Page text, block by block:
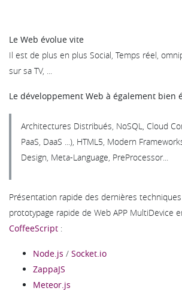
Le Web évolue vite
Il est de plus en plus Social, Temps réel,
sur sa TV, ...
Le développement Web à également bien
Architectures Distribués, NoSQL, Cloud
PaaS, DaaS ...), HTML5, Modern
Design, Meta-Language, PreProcessor...
Présentation rapide des dernières
prototypage rapide de Web APP MultiDevice
CoffeeScript :
Node.js / Socket.io
ZappaJS
Meteor.js